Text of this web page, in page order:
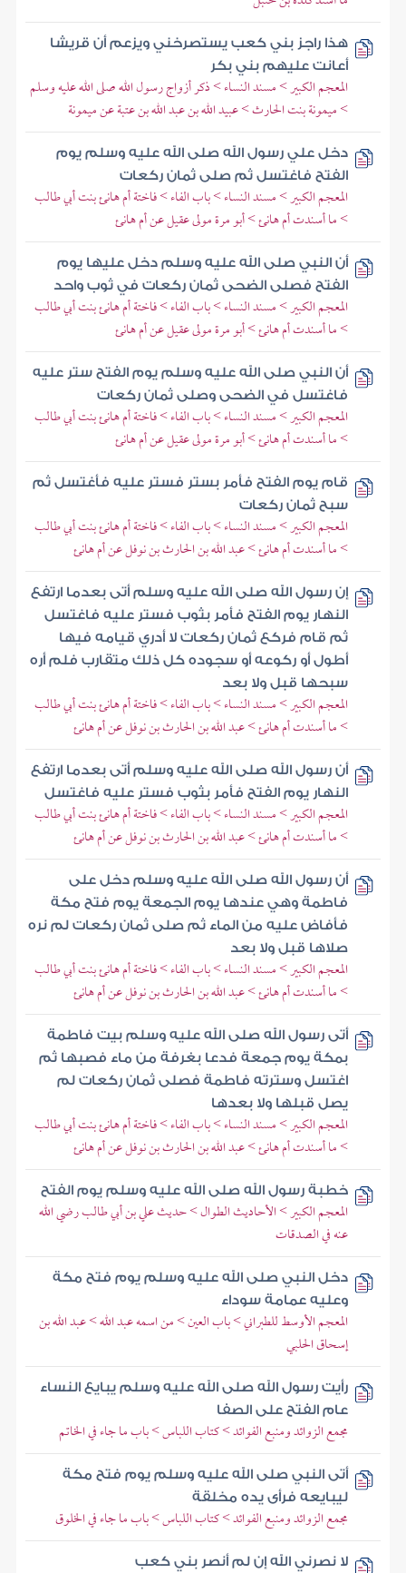
هذا راجز بني كعب يستصرخني ويزعم أن قريشا
أعانت عليهم بني بكر
المعجم الكبير > مسند النساء > ذكر أزواج رسول الله صلى الله عليه وسلم
> ميمونة بنت الحارث > عبيد الله بن عبد الله بن عتبة عن ميمونة
دخل علي رسول الله صلى الله عليه وسلم يوم
الفتح فاغتسل ثم صلى ثمان ركعات
المعجم الكبير > مسند النساء > باب الفاء > فاختة أم هانئ بنت أبي طالب
> ما أسندت أم هانئ > أبو مرة مولى عقيل عن أم هانئ
أن النبي صلى الله عليه وسلم دخل عليها يوم
الفتح فصلى الضحى ثمان ركعات في ثوب واحد
المعجم الكبير > مسند النساء > باب الفاء > فاختة أم هانئ بنت أبي طالب
> ما أسندت أم هانئ > أبو مرة مولى عقيل عن أم هانئ
أن النبي صلى الله عليه وسلم يوم الفتح ستر عليه
فاغتسل في الضحى وصلى ثمان ركعات
المعجم الكبير > مسند النساء > باب الفاء > فاختة أم هانئ بنت أبي طالب
> ما أسندت أم هانئ > أبو مرة مولى عقيل عن أم هانئ
قام يوم الفتح فأمر بستر فستر عليه فأغتسل ثم
سبح ثمان ركعات
المعجم الكبير > مسند النساء > باب الفاء > فاختة أم هانئ بنت أبي طالب
> ما أسندت أم هانئ > عبد الله بن الحارث بن نوفل عن أم هانئ
إن رسول الله صلى الله عليه وسلم أتى بعدما ارتفع
النهار يوم الفتح فأمر بثوب فستر عليه فاغتسل
ثم قام فركع ثمان ركعات لا أدري قيامه فيها
أطول أو ركوعه أو سجوده كل ذلك متقارب فلم أره
سبحها قبل ولا بعد
المعجم الكبير > مسند النساء > باب الفاء > فاختة أم هانئ بنت أبي طالب
> ما أسندت أم هانئ > عبد الله بن الحارث بن نوفل عن أم هانئ
أن رسول الله صلى الله عليه وسلم أتى بعدما ارتفع
النهار يوم الفتح فأمر بثوب فستر عليه فاغتسل
المعجم الكبير > مسند النساء > باب الفاء > فاختة أم هانئ بنت أبي طالب
> ما أسندت أم هانئ > عبد الله بن الحارث بن نوفل عن أم هانئ
أن رسول الله صلى الله عليه وسلم دخل على
فاطمة وهي عندها يوم الجمعة يوم فتح مكة
فأفاض عليه من الماء ثم صلى ثمان ركعات لم نره
صلاها قبل ولا بعد
المعجم الكبير > مسند النساء > باب الفاء > فاختة أم هانئ بنت أبي طالب
> ما أسندت أم هانئ > عبد الله بن الحارث بن نوفل عن أم هانئ
أتى رسول الله صلى الله عليه وسلم بيت فاطمة
بمكة يوم جمعة فدعا بغرفة من ماء فصبها ثم
اغتسل وسترته فاطمة فصلى ثمان ركعات لم
يصل قبلها ولا بعدها
المعجم الكبير > مسند النساء > باب الفاء > فاختة أم هانئ بنت أبي طالب
> ما أسندت أم هانئ > عبد الله بن الحارث بن نوفل عن أم هانئ
خطبة رسول الله صلى الله عليه وسلم يوم الفتح
المعجم الكبير > الأحاديث الطوال > حديث علي بن أبي طالب رضي الله
عنه في الصدقات
دخل النبي صلى الله عليه وسلم يوم فتح مكة
وعليه عمامة سوداء
المعجم الأوسط للطبراني > باب العين > من اسمه عبد الله > عبد الله بن
إسحاق الحلبي
رأيت رسول الله صلى الله عليه وسلم يبايع النساء
عام الفتح على الصفا
مجمع الزوائد ومنبع الفوائد > كتاب اللباس > باب ما جاء في الخاتم
أتى النبي صلى الله عليه وسلم يوم فتح مكة
ليبايعه فرأى يده مخلقة
مجمع الزوائد ومنبع الفوائد > كتاب اللباس > باب ما جاء في الخلوق
لا نصرني الله إن لم أنصر بني كعب